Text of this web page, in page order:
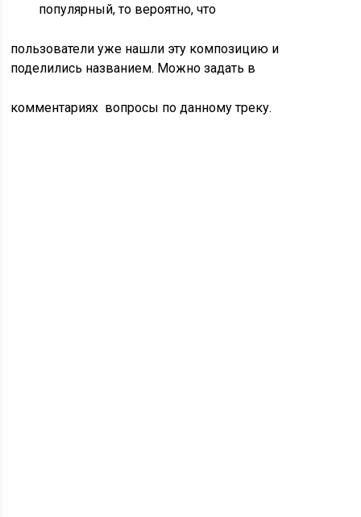
популярный, то вероятно, что
пользователи уже нашли эту композицию и
поделились названием. Можно задать в
комментариях вопросы по данному треку.